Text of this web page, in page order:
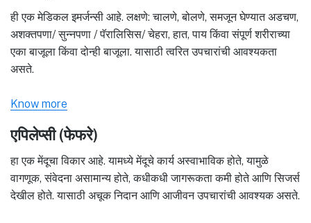
ही एक मेडिकल इमर्जन्सी आहे. लक्षणे: चालणे, बोलणे, समजून घेण्यात अडचण,
अशक्तपणा/ सुन्नपणा / पॅरालिसिस/ चेहरा, हात, पाय किंवा संपूर्ण शरीराच्या
एका बाजूला किंवा दोन्ही बाजूला. यासाठी त्वरित उपचारांची आवश्यकता
असते.
Know more
एपिलेप्सी (फेफरे)
हा एक मेंदूचा विकार आहे. यामध्ये मेंदूचे कार्य अस्वाभाविक होते, यामुळे
वागणूक, संवेदना असामान्य होते, कधीकधी जागरूकता कमी होते आणि सिजर्स
देखील होते. यासाठी अचूक निदान आणि आजीवन उपचारांची आवश्यक असते.